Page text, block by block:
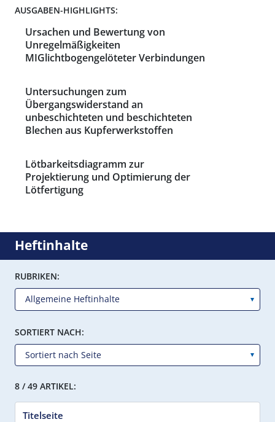
AUSGABEN-HIGHLIGHTS:
Ursachen und Bewertung von
Unregelmäßigkeiten
MIGlichtbogengelöteter Verbindungen
Untersuchungen zum
Übergangswiderstand an
unbeschichteten und beschichteten
Blechen aus Kupferwerkstoffen
Lötbarkeitsdiagramm zur
Projektierung und Optimierung der
Lötfertigung
Heftinhalte
RUBRIKEN:
SORTIERT NACH:
8 / 49 ARTIKEL:
Titelseite